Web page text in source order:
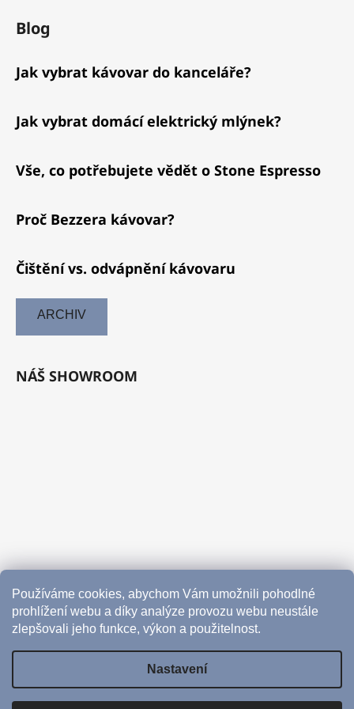
Používáme cookies, abychom Vám umožnili pohodlné
prohlížení webu a díky analýze provozu webu neustále
zlepšovali jeho funkce, výkon a použitelnost.
Nastavení
Blog
Jak vybrat kávovar do kanceláře?
Jak vybrat domácí elektrický mlýnek?
Vše, co potřebujete vědět o Stone Espresso
Proč Bezzera kávovar?
Čištění vs. odvápnění kávovaru
ARCHIV
NÁŠ SHOWROOM